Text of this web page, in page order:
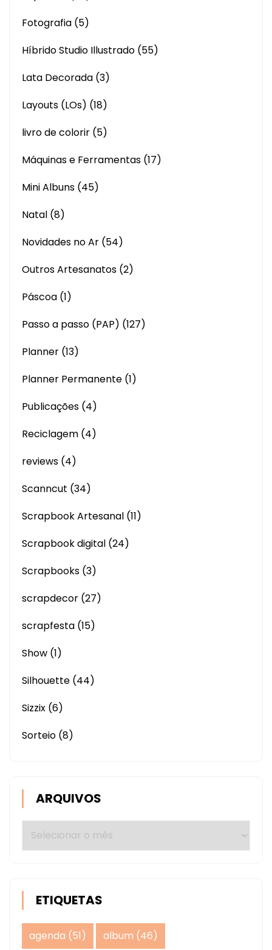
Fotografia (5)
Híbrido Studio Illustrado (55)
Lata Decorada (3)
Layouts (LOs) (18)
livro de colorir (5)
Máquinas e Ferramentas (17)
Mini Albuns (45)
Natal (8)
Novidades no Ar (54)
Outros Artesanatos (2)
Páscoa (1)
Passo a passo (PAP) (127)
Planner (13)
Planner Permanente (1)
Publicações (4)
Reciclagem (4)
reviews (4)
Scanncut (34)
Scrapbook Artesanal (11)
Scrapbook digital (24)
Scrapbooks (3)
scrapdecor (27)
scrapfesta (15)
Show (1)
Silhouette (44)
Sizzix (6)
Sorteio (8)
ARQUIVOS
Arquivos
ETIQUETAS
agenda (51) album (46)